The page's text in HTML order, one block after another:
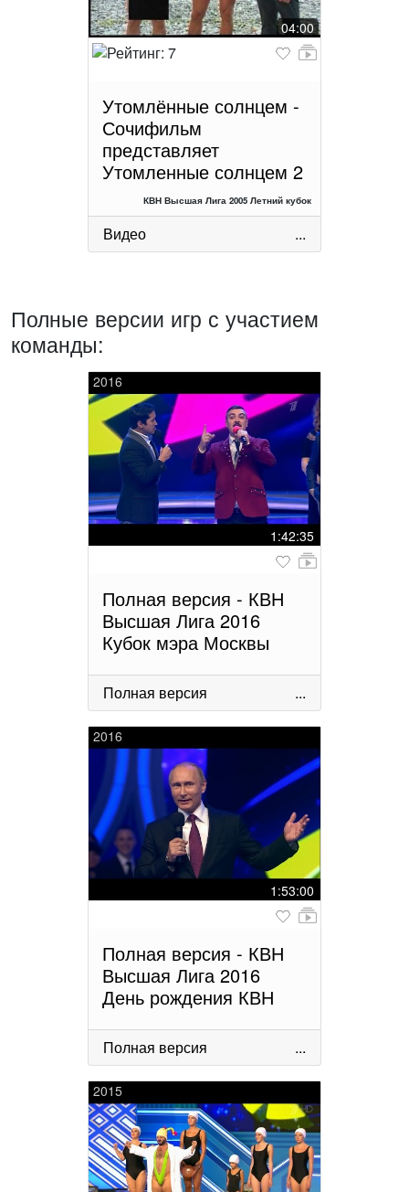
04:00
Утомлённые солнцем -
Сочифильм
представляет
Утомленные солнцем 2
КВН Высшая Лига 2005 Летний кубок
Видео ...
Полные версии игр с участием
команды:
2016
1:42:35
Полная версия - КВН
Высшая Лига 2016
Кубок мэра Москвы
Полная версия ...
2016
1:53:00
Полная версия - КВН
Высшая Лига 2016
День рождения КВН
Полная версия ...
2015